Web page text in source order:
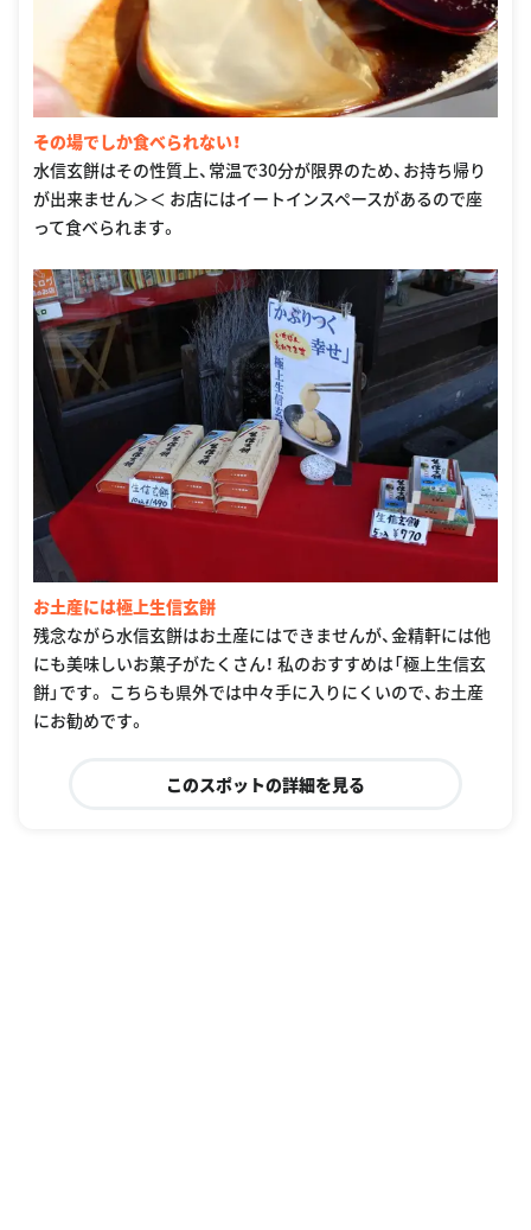
その場でしか食べられない！
水信玄餅はその性質上、常温で30分が限界のため、お持ち帰り
が出来ません＞＜ お店にはイートインスペースがあるので座
って食べられます。
お土産には極上生信玄餅
残念ながら水信玄餅はお土産にはできませんが、金精軒には他
にも美味しいお菓子がたくさん！ 私のおすすめは「極上生信玄
餅」です。 こちらも県外では中々手に入りにくいので、お土産
にお勧めです。
このスポットの詳細を見る